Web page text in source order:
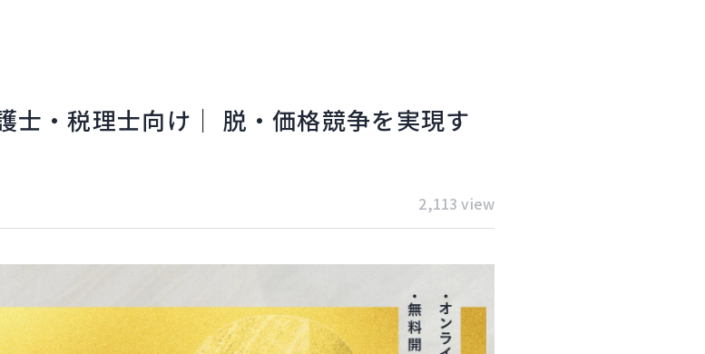
士・税理士向け｜ 脱・価格競争を実現す
2,113 view